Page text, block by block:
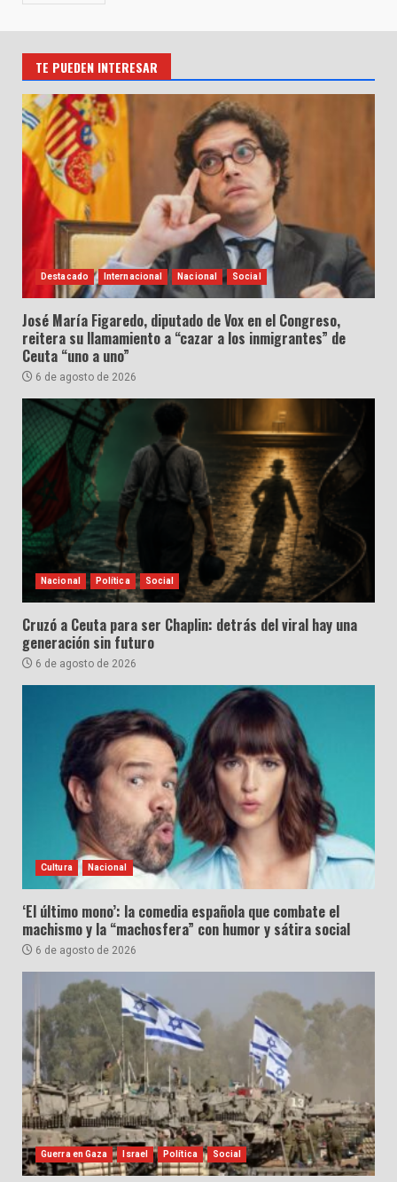
TE PUEDEN INTERESAR
Destacado Internacional Nacional Social
José María Figaredo, diputado de Vox en el Congreso,
reitera su llamamiento a “cazar a los inmigrantes” de
Ceuta “uno a uno”
6 de agosto de 2026
Nacional Política Social
Cruzó a Ceuta para ser Chaplin: detrás del viral hay una
generación sin futuro
6 de agosto de 2026
Cultura Nacional
‘El último mono’: la comedia española que combate el
machismo y la “machosfera” con humor y sátira social
6 de agosto de 2026
Guerra en Gaza Israel Política Social